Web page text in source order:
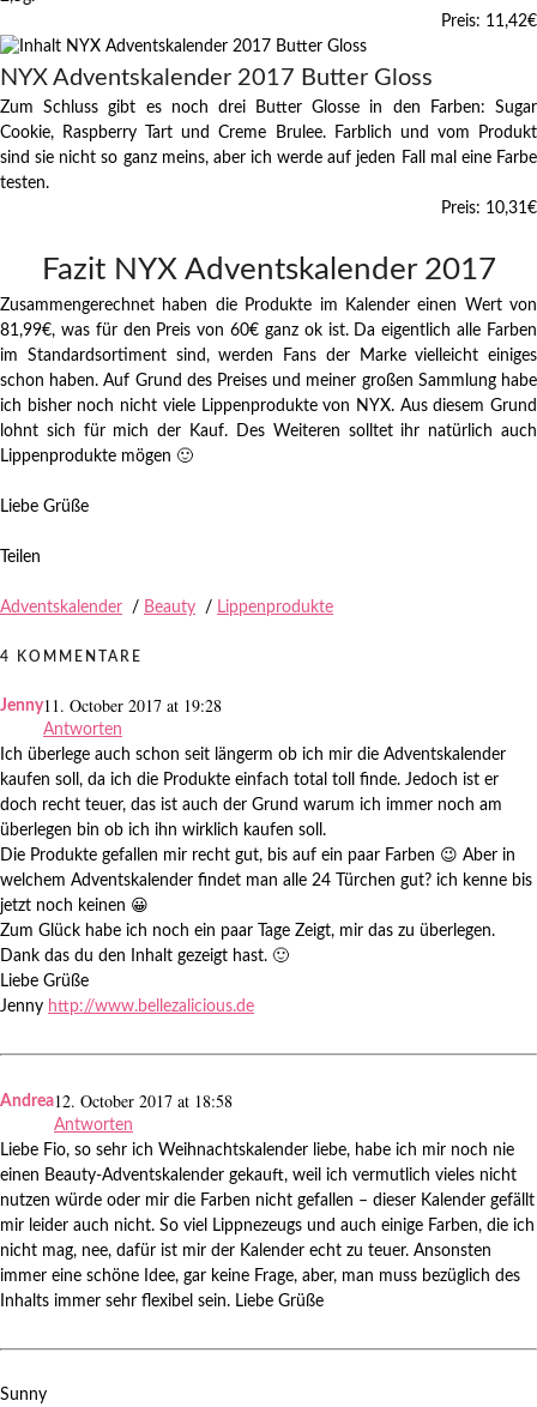
Preis: 11,42€
NYX Adventskalender 2017 Butter Gloss
Zum Schluss gibt es noch drei Butter Glosse in den Farben: Sugar
Cookie, Raspberry Tart und Creme Brulee. Farblich und vom Produkt
sind sie nicht so ganz meins, aber ich werde auf jeden Fall mal eine Farbe
testen.
Preis: 10,31€
Fazit NYX Adventskalender 2017
Zusammengerechnet haben die Produkte im Kalender einen Wert von
81,99€, was für den Preis von 60€ ganz ok ist. Da eigentlich alle Farben
im Standardsortiment sind, werden Fans der Marke vielleicht einiges
schon haben. Auf Grund des Preises und meiner großen Sammlung habe
ich bisher noch nicht viele Lippenprodukte von NYX. Aus diesem Grund
lohnt sich für mich der Kauf. Des Weiteren solltet ihr natürlich auch
Lippenprodukte mögen 🙂
Liebe Grüße
Teilen
Adventskalender / Beauty / Lippenprodukte
4 KOMMENTARE
Jenny11. October 2017 at 19:28
Antworten
Ich überlege auch schon seit längerm ob ich mir die Adventskalender
kaufen soll, da ich die Produkte einfach total toll finde. Jedoch ist er
doch recht teuer, das ist auch der Grund warum ich immer noch am
überlegen bin ob ich ihn wirklich kaufen soll.
Die Produkte gefallen mir recht gut, bis auf ein paar Farben 😉 Aber in
welchem Adventskalender findet man alle 24 Türchen gut? ich kenne bis
jetzt noch keinen 😀
Zum Glück habe ich noch ein paar Tage Zeigt, mir das zu überlegen.
Dank das du den Inhalt gezeigt hast. 🙂
Liebe Grüße
Jenny http://www.bellezalicious.de
Andrea12. October 2017 at 18:58
Antworten
Liebe Fio, so sehr ich Weihnachtskalender liebe, habe ich mir noch nie
einen Beauty-Adventskalender gekauft, weil ich vermutlich vieles nicht
nutzen würde oder mir die Farben nicht gefallen – dieser Kalender gefällt
mir leider auch nicht. So viel Lippnezeugs und auch einige Farben, die ich
nicht mag, nee, dafür ist mir der Kalender echt zu teuer. Ansonsten
immer eine schöne Idee, gar keine Frage, aber, man muss bezüglich des
Inhalts immer sehr flexibel sein. Liebe Grüße
Sunny